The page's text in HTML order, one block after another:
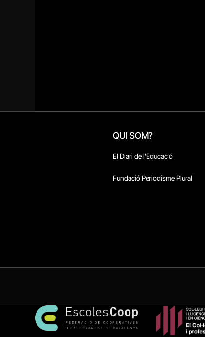
QUI SOM?
El Diari de l'Educació
Fundació Periodisme Plural